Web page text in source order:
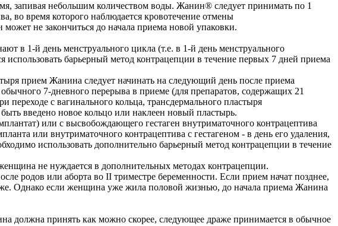
запивая небольшим количеством воды. Жанин® следует принимать по 1
во время которого наблюдается кровотечение отмены
не закончиться до начала приема новой упаковки.
в 1-й день менструального цикла (т.е. в 1-й день менструального
использовать барьерный метод контрацепции в течение первых 7 дней приема
прием Жанина следует начинать на следующий день после приема
7-дневного перерыва в приеме (для препаратов, содержащих 21
с вагинального кольца, трансдермального пластыря
введено новое кольцо или наклеен новый пластырь.
или с высвобождающего гестаген внутриматочного контрацептива
или внутриматочного контрацептива с гестагеном - в день его удаления,
использовать дополнительно барьерный метод контрацепции в течение
не нуждается в дополнительных методах контрацепции.
родов или аборта во II триместре беременности. Если прием начат позднее,
Однако если женщина уже жила половой жизнью, до начала приема Жанина
должна принять как можно скорее, следующее драже принимается в обычное